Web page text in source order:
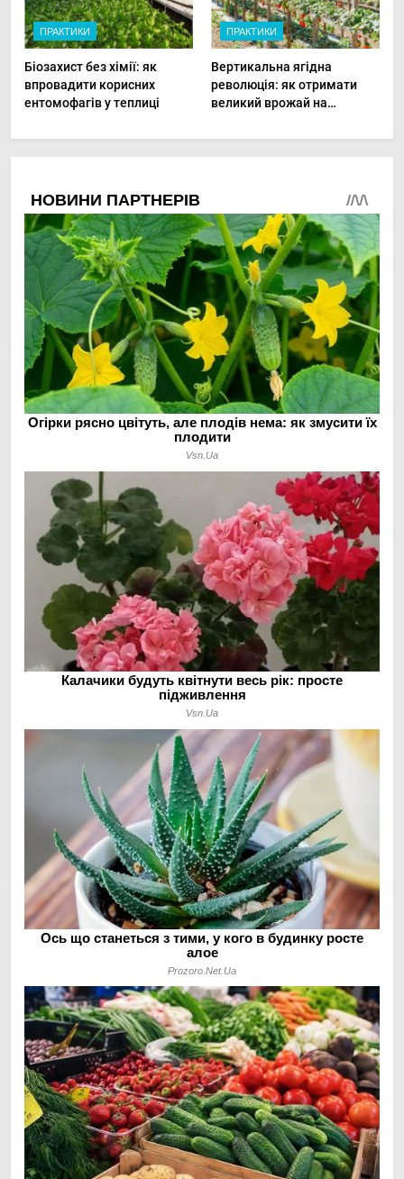
ПРАКТИКИ
Біозахист без хімії: як
впровадити корисних
ентомофагів у теплиці
ПРАКТИКИ
Вертикальна ягідна
революція: як отримати
великий врожай на